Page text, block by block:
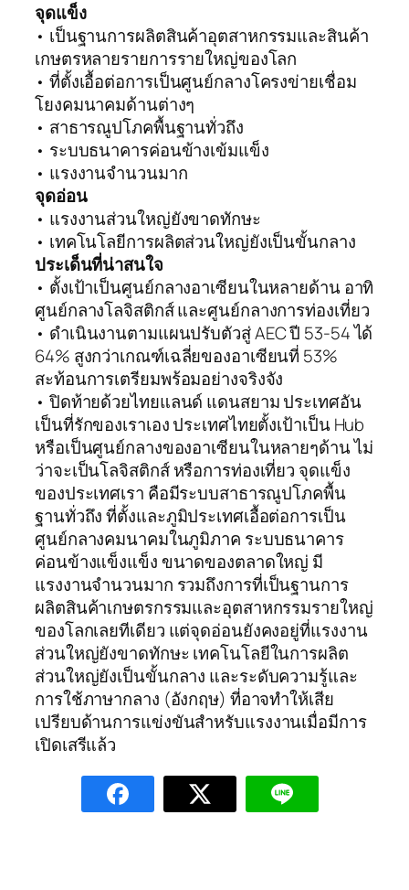
จุดแข็ง
• เป็นฐานการผลิตสินค้าอุตสาหกรรมและสินค้า
เกษตรหลายรายการรายใหญ่ของโลก
• ที่ตั้งเอื้อต่อการเป็นศูนย์กลางโครงข่ายเชื่อม
โยงคมนาคมด้านต่างๆ
• สาธารณูปโภคพื้นฐานทั่วถึง
• ระบบธนาคารค่อนข้างเข้มแข็ง
• แรงงานจำนวนมาก
จุดอ่อน
• แรงงานส่วนใหญ่ยังขาดทักษะ
• เทคโนโลยีการผลิตส่วนใหญ่ยังเป็นขั้นกลาง
ประเด็นที่น่าสนใจ
• ตั้งเป้าเป็นศูนย์กลางอาเซียนในหลายด้าน อาทิ
ศูนย์กลางโลจิสติกส์ และศูนย์กลางการท่องเที่ยว
• ดำเนินงานตามแผนปรับตัวสู่ AEC ปี 53-54 ได้
64% สูงกว่าเกณฑ์เฉลี่ยของอาเซียนที่ 53%
สะท้อนการเตรียมพร้อมอย่างจริงจัง
• ปิดท้ายด้วยไทยแลนด์ แดนสยาม ประเทศอัน
เป็นที่รักของเราเอง ประเทศไทยตั้งเป้าเป็น Hub
หรือเป็นศูนย์กลางของอาเซียนในหลายๆด้าน ไม่
ว่าจะเป็นโลจิสติกส์ หรือการท่องเที่ยว จุดแข็ง
ของประเทศเรา คือมีระบบสาธารณูปโภคพื้น
ฐานทั่วถึง ที่ตั้งและภูมิประเทศเอื้อต่อการเป็น
ศูนย์กลางคมนาคมในภูมิภาค ระบบธนาคาร
ค่อนข้างแข็งแข็ง ขนาดของตลาดใหญ่ มี
แรงงานจำนวนมาก รวมถึงการที่เป็นฐานการ
ผลิตสินค้าเกษตรกรรมและอุตสาหกรรมรายใหญ่
ของโลกเลยทีเดียว แต่จุดอ่อนยังคงอยู่ที่แรงงาน
ส่วนใหญ่ยังขาดทักษะ เทคโนโลยีในการผลิต
ส่วนใหญ่ยังเป็นขั้นกลาง และระดับความรู้และ
การใช้ภาษากลาง (อังกฤษ) ที่อาจทำให้เสีย
เปรียบด้านการแข่งขันสำหรับแรงงานเมื่อมีการ
เปิดเสรีแล้ว